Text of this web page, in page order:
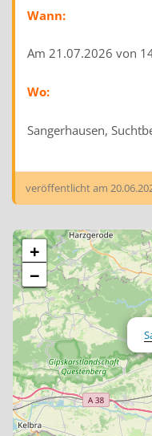
Wann:
Am 21.07.2026 von
Wo:
Sangerhausen,
veröffentlicht am
+
−